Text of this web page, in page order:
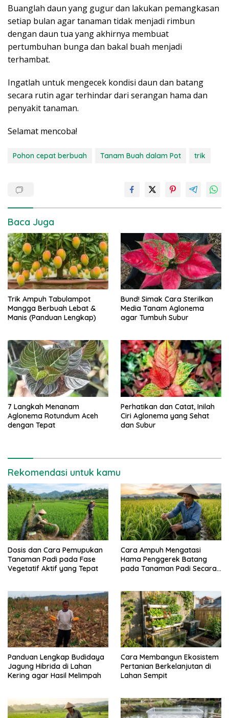
Buanglah daun yang gugur dan lakukan pemangkasan
setiap bulan agar tanaman tidak menjadi rimbun
dengan daun tua yang akhirnya membuat
pertumbuhan bunga dan bakal buah menjadi
terhambat.
Ingatlah untuk mengecek kondisi daun dan batang
secara rutin agar terhindar dari serangan hama dan
penyakit tanaman.
Selamat mencoba!
Pohon cepat berbuah Tanam Buah dalam Pot trik
Baca Juga
Trik Ampuh Tabulampot
Mangga Berbuah Lebat &
Manis (Panduan Lengkap)
Bund! Simak Cara Sterilkan
Media Tanam Aglonema
agar Tumbuh Subur
7 Langkah Menanam
Aglonema Rotundum Aceh
dengan Tepat
Perhatikan dan Catat, Inilah
Ciri Aglonema yang Sehat
dan Subur
Rekomendasi untuk kamu
Dosis dan Cara Pemupukan
Tanaman Padi pada Fase
Vegetatif Aktif yang Tepat
Cara Ampuh Mengatasi
Hama Penggerek Batang
pada Tanaman Padi Secara
Panduan Lengkap Budidaya
Jagung Hibrida di Lahan
Kering agar Hasil Melimpah
Cara Membangun Ekosistem
Pertanian Berkelanjutan di
Lahan Sempit